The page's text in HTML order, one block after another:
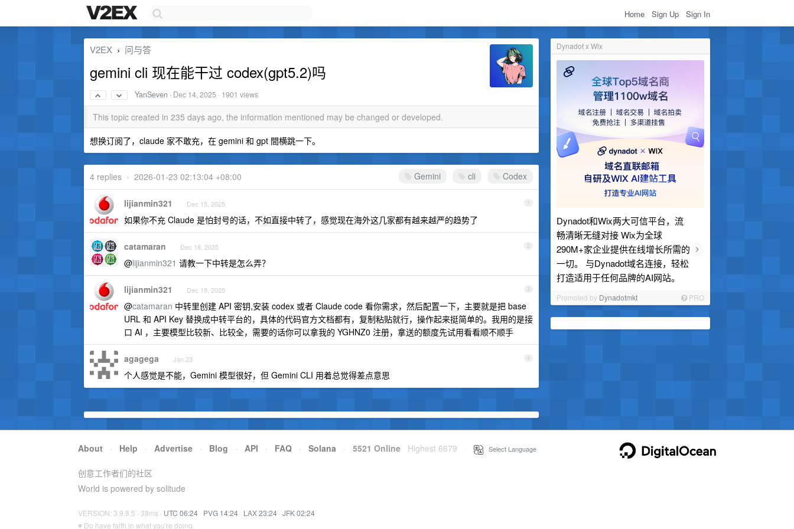
Home Sign Up Sign In
Dynadot x Wix
Dynadot和Wix两大可信平台，流
畅清晰无缝对接 Wix为全球
290M+家企业提供在线增长所需的
一切。 与Dynadot域名连接，轻松
打造适用于任何品牌的AI网站。
›
Promoted by Dynadotmkt PRO
V2EX › 问与答
gemini cli 现在能干过 codex(gpt5.2)吗
YanSeven · Dec 14, 2025 · 1901 views
This topic created in 235 days ago, the information mentioned may be changed or developed.
想换订阅了，claude 家不敢充，在 gemini 和 gpt 間横跳一下。
Gemini cli Codex
4 replies • 2026-01-23 02:13:04 +08:00
1
lijianmin321 Dec 15, 2025
如果你不充 Claude 是怕封号的话，不如直接中转了，感觉现在海外这几家都有越来越严的趋势了
2
catamaran Dec 18, 2025
@lijianmin321 请教一下中转是怎么弄？
3
lijianmin321 Dec 19, 2025
@catamaran 中转里创建 API 密钥,安装 codex 或者 Claude code 看你需求，然后配置一下，主要就是把 base
URL 和 API Key 替换成中转平台的，具体的代码官方文档都有，复制粘贴就行，操作起来挺简单的。我用的是接
口 AI ，主要模型比较新、比较全，需要的话你可以拿我的 YGHNZ0 注册，拿送的额度先试用看看顺不顺手
4
agagega Jan 23
个人感觉是不能，Gemini 模型很好，但 Gemini CLI 用着总觉得差点意思
About · Help · Advertise · Blog · API · FAQ · Solana · 5521 Online Highest 6679 Select Language
创意工作者们的社区
World is powered by solitude
VERSION: 3.9.8.5 · 38ms · UTC 06:24 · PVG 14:24 · LAX 23:24 · JFK 02:24
♥ Do have faith in what you're doing.